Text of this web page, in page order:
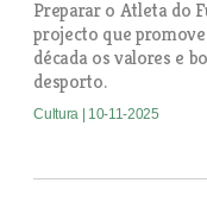
Preparar o Atleta do
projecto que
década os valores e
desporto.
Cultura | 10-11-2025